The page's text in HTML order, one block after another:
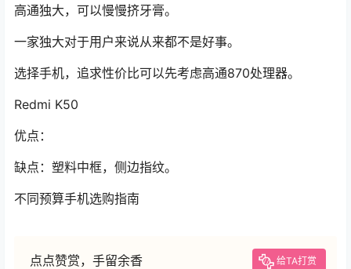
高通独大，可以慢慢挤牙膏。
一家独大对于用户来说从来都不是好事。
选择手机，追求性价比可以先考虑高通870处理器。
Redmi K50
优点：
缺点：塑料中框，侧边指纹。
不同预算手机选购指南
点点赞赏，手留余香 给TA打赏